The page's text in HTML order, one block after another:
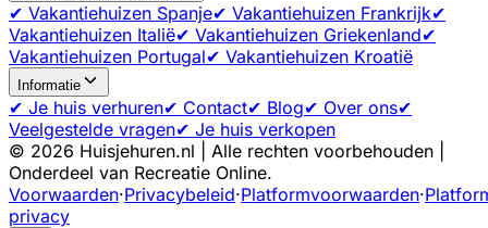
✔ Vakantiehuizen Spanje✔ Vakantiehuizen Frankrijk✔
Vakantiehuizen Italië✔ Vakantiehuizen Griekenland✔
Vakantiehuizen Portugal✔ Vakantiehuizen Kroatië
Informatie
✔ Je huis verhuren✔ Contact✔ Blog✔ Over ons✔
Veelgestelde vragen✔ Je huis verkopen
© 2026 Huisjehuren.nl | Alle rechten voorbehouden |
Onderdeel van Recreatie Online.
Voorwaarden·Privacybeleid·Platformvoorwaarden·
privacy